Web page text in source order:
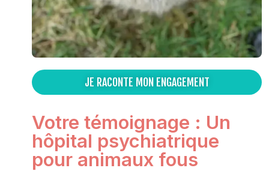
JE RACONTE MON ENGAGEMENT
Votre témoignage : Un
hôpital psychiatrique
pour animaux fous